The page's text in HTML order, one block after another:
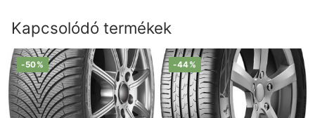
Kapcsolódó termékek
-50% -44%